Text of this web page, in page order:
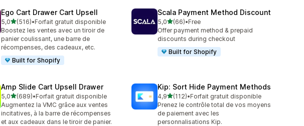
Ego Cart Drawer Cart Upsell
5,0étoile(s) sur 5
(516)
516 avis au total
•Forfait gratuit disponible
Boostez les ventes avec un tiroir de
panier coulissant, une barre de
récompenses, des cadeaux, etc.
Built for Shopify
Scala Payment Method Discount
5,0étoile(s) sur 5
(66)
66 avis au total
•Free
Offer payment method & prepaid
discounts during checkout
Built for Shopify
Amp Slide Cart Upsell Drawer
5,0étoile(s) sur 5
(689)
689 avis au total
•Forfait gratuit disponible
Augmentez la VMC grâce aux ventes
incitatives, à la barre de récompenses
et aux cadeaux dans le tiroir de panier.
Kip: Sort Hide Payment Methods
4,9étoile(s) sur 5
(112)
112 avis au total
•Forfait gratuit disponible
Prenez le contrôle total de vos moyens
de paiement avec les
personnalisations Kip.